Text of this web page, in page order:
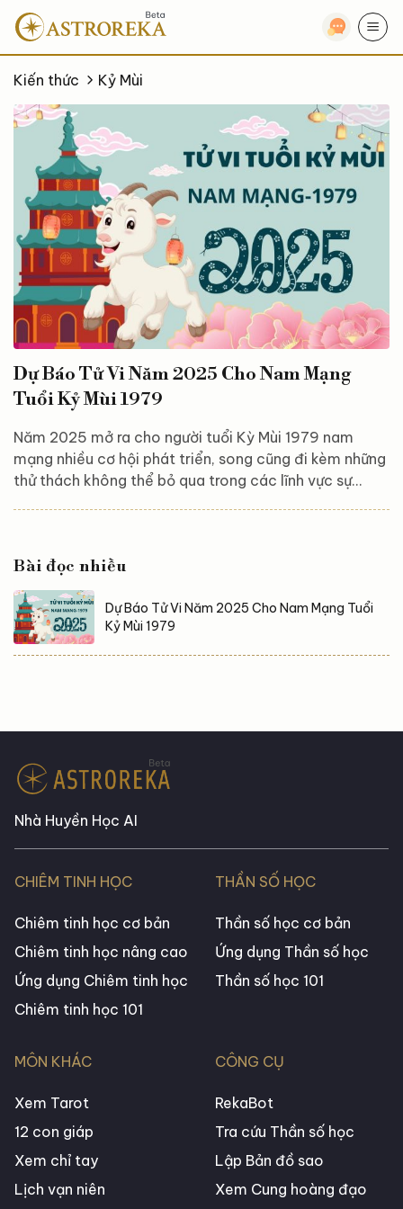
qua
nội
dungKiến thức Kỷ Mùi
Dự Báo Tử Vi Năm 2025 Cho Nam Mạng
Tuổi Kỷ Mùi 1979
Năm 2025 mở ra cho người tuổi Kỳ Mùi 1979 nam
mạng nhiều cơ hội phát triển, song cũng đi kèm những
thử thách không thể bỏ qua trong các lĩnh vực sự
quyết định sáng suốt, từ đó hoạch định một năm mới
đầy thành công và viên mãn. Hãy cùng Astroreka
phân tích lá số tử vi, tứ trụ cùng những yếu tố phong...
Bài đọc nhiều
Dự Báo Tử Vi Năm 2025 Cho Nam Mạng Tuổi
Kỷ Mùi 1979
Nhà Huyền Học AI
CHIÊM TINH HỌC
Chiêm tinh học cơ bản
Chiêm tinh học nâng cao
Ứng dụng Chiêm tinh học
Chiêm tinh học 101
THẦN SỐ HỌC
Thần số học cơ bản
Ứng dụng Thần số học
Thần số học 101
MÔN KHÁC
Xem Tarot
12 con giáp
Xem chỉ tay
Lịch vạn niên
CÔNG CỤ
RekaBot
Tra cứu Thần số học
Lập Bản đồ sao
Xem Cung hoàng đạo